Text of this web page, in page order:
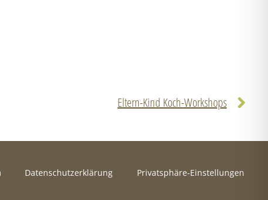
Eltern-Kind Koch-Workshops
Datenschutzerklärung
Privatsphäre-Einstellungen